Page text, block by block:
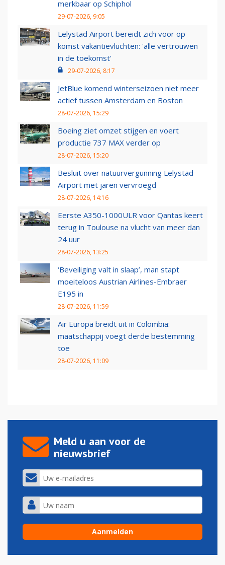
merkbaar op Schiphol
29-07-2026, 9:05
Lelystad Airport bereidt zich voor op
komst vakantievluchten: 'alle vertrouwen
in de toekomst'
29-07-2026, 8:17
JetBlue komend winterseizoen niet meer
actief tussen Amsterdam en Boston
28-07-2026, 15:29
Boeing ziet omzet stijgen en voert
productie 737 MAX verder op
28-07-2026, 15:20
Besluit over natuurvergunning Lelystad
Airport met jaren vervroegd
28-07-2026, 14:16
Eerste A350-1000ULR voor Qantas keert
terug in Toulouse na vlucht van meer dan
24 uur
28-07-2026, 13:25
‘Beveiliging valt in slaap’, man stapt
moeiteloos Austrian Airlines-Embraer
E195 in
28-07-2026, 11:59
Air Europa breidt uit in Colombia:
maatschappij voegt derde bestemming
toe
28-07-2026, 11:09
Meld u aan voor de
nieuwsbrief